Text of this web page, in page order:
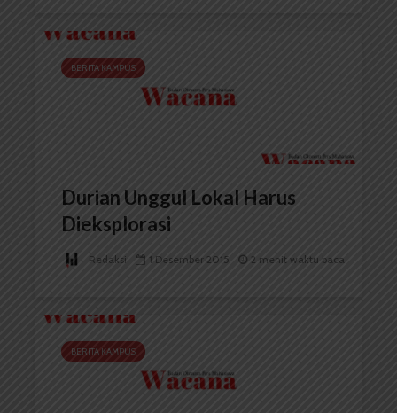
BERITA KAMPUS
Durian Unggul Lokal Harus
Dieksplorasi
Redaksi 1 Desember 2015 2 menit waktu baca
BERITA KAMPUS